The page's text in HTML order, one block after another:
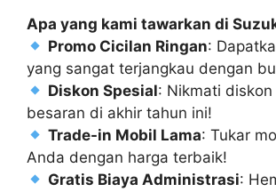
Apa yang kami tawarkan di
Promo Cicilan Ringan:
yang sangat terjangkau dengan
Diskon Spesial: Nikmati
besaran di akhir tahun ini!
Trade-in Mobil Lama: Tukar
Anda dengan harga terbaik!
Gratis Biaya Administrasi: